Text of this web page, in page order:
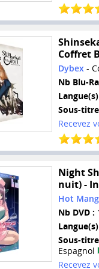
Coffret
Dybex-
Nb Blu-
Sous-
Recevez
Night
nuit) -
Hot
Nb DVD :
Sous-
Espagnol
Recevez